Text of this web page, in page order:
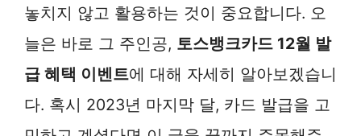
놓치지 않고 활용하는 것이 중요합니다. 오
늘은 바로 그 주인공, 토스뱅크카드 12월 발
급 혜택 이벤트에 대해 자세히 알아보겠습니
다. 혹시 2023년 마지막 달, 카드 발급을 고